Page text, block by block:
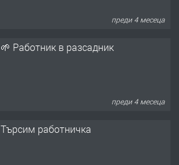
преди 4 месеца
🌱 Работник в разсадник
преди 4 месеца
Търсим работничка